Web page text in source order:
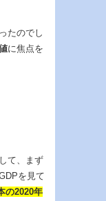
たのでし
に焦点を
て、まず
を見て
の2020年